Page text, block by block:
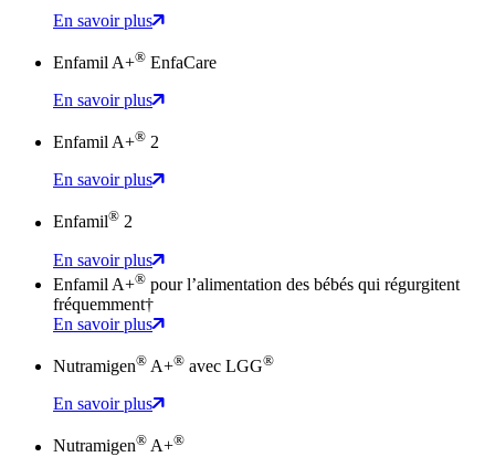
En savoir plus
Enfamil A+® EnfaCare
En savoir plus
Enfamil A+® 2
En savoir plus
Enfamil® 2
En savoir plus
Enfamil A+® pour l’alimentation des bébés qui régurgitent
fréquemment†
En savoir plus
Nutramigen® A+® avec LGG®
En savoir plus
Nutramigen® A+®